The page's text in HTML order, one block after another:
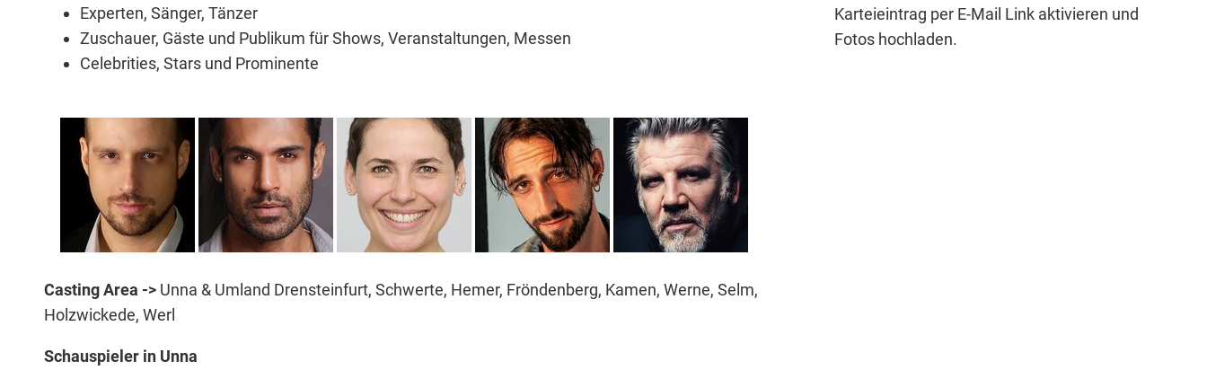
Experten, Sänger, Tänzer
Zuschauer, Gäste und Publikum für Shows, Veranstaltungen, Messen
Celebrities, Stars und Prominente
Casting Area -> Unna & Umland Drensteinfurt, Schwerte, Hemer, Fröndenberg, Kamen, Werne, Selm,
Holzwickede, Werl
Schauspieler in Unna
Karteieintrag per E-Mail Link aktivieren und
Fotos hochladen.